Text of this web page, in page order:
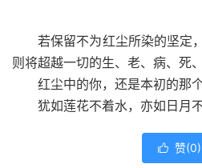
若保留不为红尘所染的坚定，
则将超越一切的生、老、病、死
红尘中的你，还是本初的那个
犹如莲花不着水，亦如日月不
 赞(0)